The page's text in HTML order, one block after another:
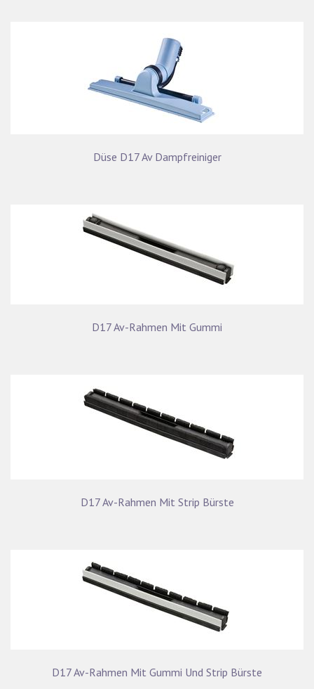
Düse D17 Av Dampfreiniger
D17 Av-Rahmen Mit Gummi
D17 Av-Rahmen Mit Strip Bürste
D17 Av-Rahmen Mit Gummi Und Strip Bürste